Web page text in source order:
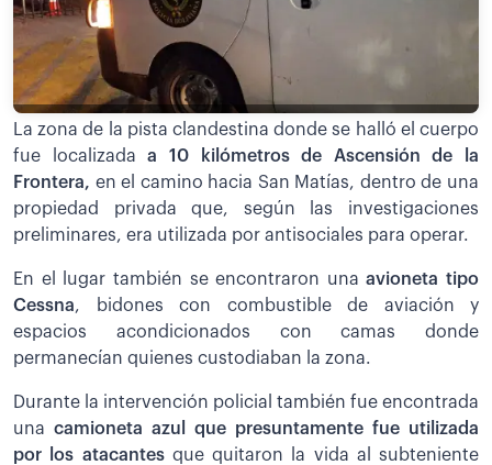
La zona de la pista clandestina donde se halló el cuerpo
fue localizadaa 10 kilómetros de Ascensión de la
Frontera, en el camino hacia San Matías, dentro de una
propiedad privada que, según las investigaciones
preliminares, era utilizada por antisociales para operar.
En el lugar también se encontraron unaavioneta tipo
Cessna, bidones con combustible de aviación y
espacios acondicionados con camas donde
permanecían quienes custodiaban la zona.
Durante la intervención policial también fue encontrada
una camioneta azul que presuntamente fue utilizada
por los atacantes que quitaron la vida al subteniente